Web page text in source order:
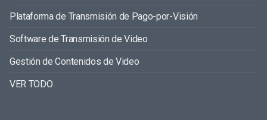
Plataforma de Transmisión de Pago-por-Visión
Software de Transmisión de Video
Gestión de Contenidos de Video
VER TODO